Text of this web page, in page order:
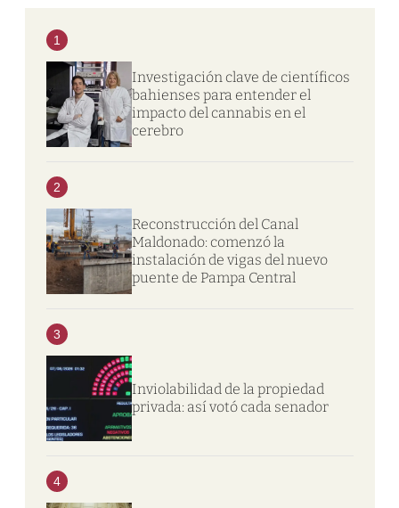
1
Investigación clave de científicos
bahienses para entender el
impacto del cannabis en el
cerebro
2
Reconstrucción del Canal
Maldonado: comenzó la
instalación de vigas del nuevo
puente de Pampa Central
3
Inviolabilidad de la propiedad
privada: así votó cada senador
4